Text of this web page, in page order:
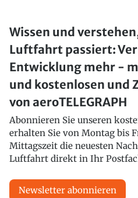
Wissen und
Luftfahrt passiert:
Entwicklung mehr -
und kostenlosen und
von aeroTELEGRAPH
Abonnieren Sie unseren
erhalten Sie von Montag bis
Mittagszeit die neuesten
Luftfahrt direkt in Ihr
Newsletter abonnieren